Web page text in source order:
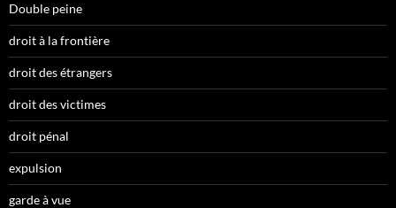
Double peine
droit à la frontière
droit des étrangers
droit des victimes
droit pénal
expulsion
garde à vue